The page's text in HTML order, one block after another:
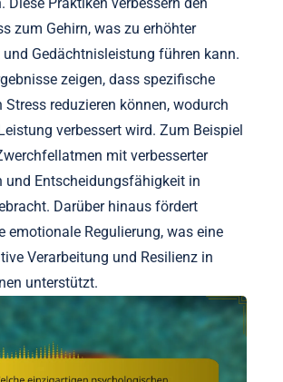
zum Gehirn, was zu erhöhter
Gedächtnisleistung führen kann.
zeigen, dass spezifische
Stress reduzieren können, wodurch
verbessert wird. Zum Beispiel
mit verbesserter
und Entscheidungsfähigkeit in
Darüber hinaus fördert
emotionale Regulierung, was eine
Verarbeitung und Resilienz in
unterstützt.